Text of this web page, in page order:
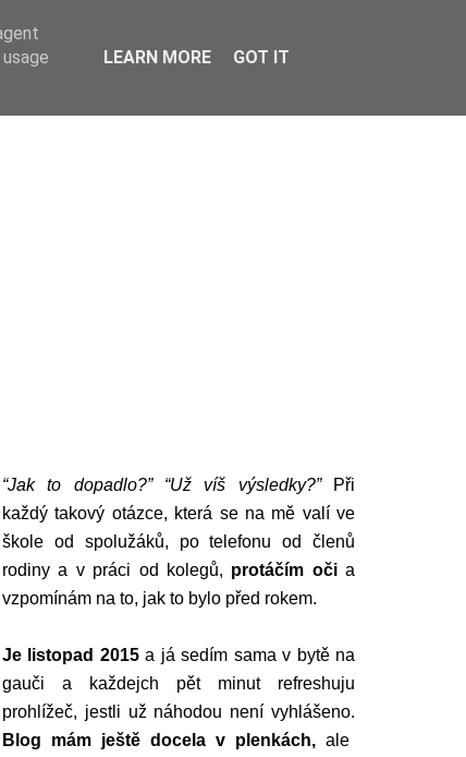
“Jak to dopadlo?” “Už víš výsledky?”Při
každý takový otázce, která se na mě valí ve
škole od spolužáků, po telefonu od členů
rodiny a v práci od kolegů, protáčím očia
vzpomínám na to, jak to bylo před rokem.
Je listopad 2015a já sedím sama v bytě na
gauči a každejch pět minut refreshuju
prohlížeč, jestli už náhodou není vyhlášeno.
Blog mám ještě docela v plenkách, ale
LEARN MORE GOT IT